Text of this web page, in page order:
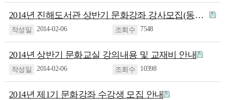
2014년 진해도서관 상반기 문화강좌 강사모집(동부도서관 포함)
2014-02-06 7548
2014년 상반기 문화교실 강의내용 및 교재비 안내
2014-02-06 10398
2014년 제1기 문화강좌 수강생 모집 안내